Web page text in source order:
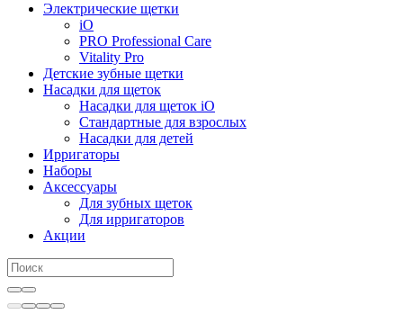
Электрические щетки
iO
PRO Professional Care
Vitality Pro
Детские зубные щетки
Насадки для щеток
Насадки для щеток iO
Стандартные для взрослых
Насадки для детей
Ирригаторы
Наборы
Аксессуары
Для зубных щеток
Для ирригаторов
Акции